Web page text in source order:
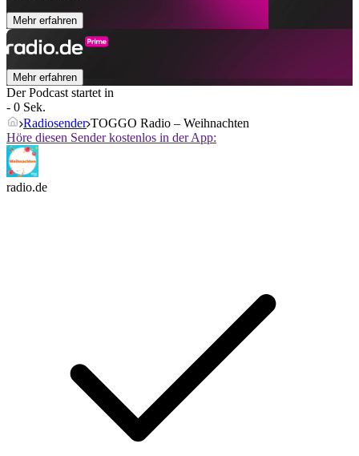
Mehr erfahren
Mehr erfahren
Der Podcast startet in
- 0 Sek.
Radiosender TOGGO Radio – Weihnachten
Höre diesen Sender kostenlos in der App:
radio.de